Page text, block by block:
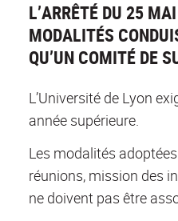
L’ARRÊTÉ DU 25
MODALITÉS
QU’UN COMITÉ DE
L’Université de Lyon
année supérieure.
Les modalités
réunions, mission des
ne doivent pas être